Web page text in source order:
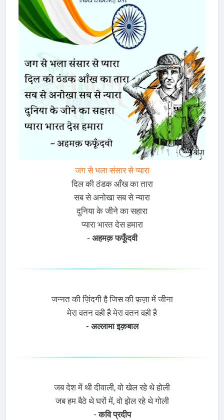
जग से भला संसार से प्यारा
दिल की ठंडक आँख का तारा
सब से अनोखा सब से न्यारा
दुनिया के जीने का सहारा
प्यारा भारत देस हमारा
- अहमक़ फफूँदवी
जन्नत की ज़िंदगी है जिस की फ़ज़ा में जीना
मेरा वतन वही है मेरा वतन वही है
- अल्लामा इक़बाल
जब देश में थी दीवाली, वो खेल रहे थे होली
जब हम बैठे थे घरों में, वो झेल रहे थे गोली
-कवि प्रदीप